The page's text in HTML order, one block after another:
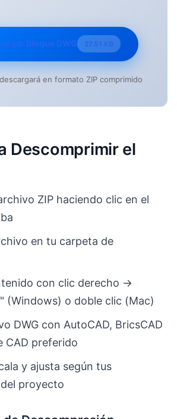
Bloque DWG 27.51 KB
en formato ZIP comprimido
Descomprimir el
ZIP haciendo clic en el
en tu carpeta de
con clic derecho →
(Windows) o doble clic (Mac)
DWG con AutoCAD, BricsCAD
CAD preferido
y ajusta según tus
proyecto